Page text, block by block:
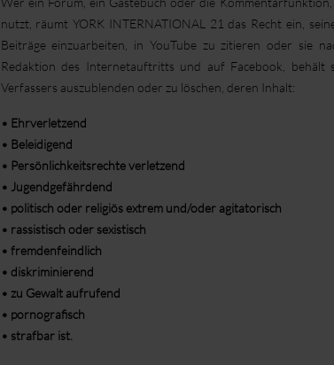
nutzt, räumt YORK INTERNATIONAL 21 das Recht ein,
Beiträge einzuarbeiten, in YouTube zu zitieren oder sie
Redaktion des Internetauftritts und auf Facebook,
Verfassers auszublenden oder zu löschen, deren Inhalt:
• Ehrverletzend
• Beleidigend
• Persönlichkeitsrechte verletzend
• Jugendgefährdend
• politisch oder religiös extrem und/oder agitatorisch
• rassistisch oder sexistisch
• fremdenfeindlich
• diskriminierend
• zu Gewalt aufrufend
• pornografisch
• strafbar ist.